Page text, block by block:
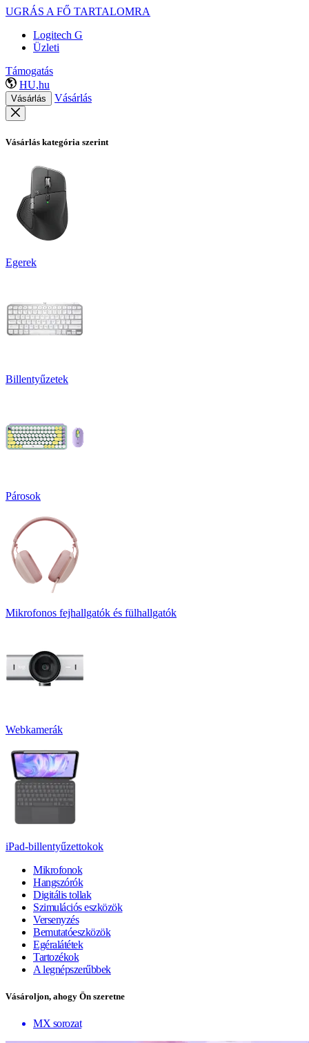
UGRÁS A FŐ TARTALOMRA
Logitech G
Üzleti
Támogatás
HU,hu
Vásárlás Vásárlás
Vásárlás kategória szerint
Egerek
Billentyűzetek
Párosok
Mikrofonos fejhallgatók és fülhallgatók
Webkamerák
iPad-billentyűzettokok
Mikrofonok
Hangszórók
Digitális tollak
Szimulációs eszközök
Versenyzés
Bemutatóeszközök
Egéralátétek
Tartozékok
A legnépszerűbbek
Vásároljon, ahogy Ön szeretne
MX sorozat